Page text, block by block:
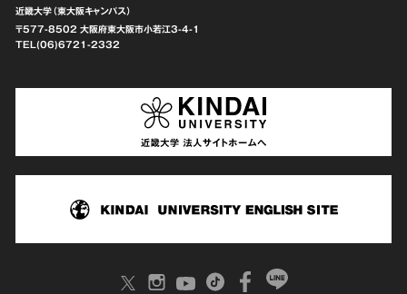
近畿大学（東大阪キャンパス）
〒577-8502 大阪府東大阪市小若江3-4-1
TEL(06)6721-2332